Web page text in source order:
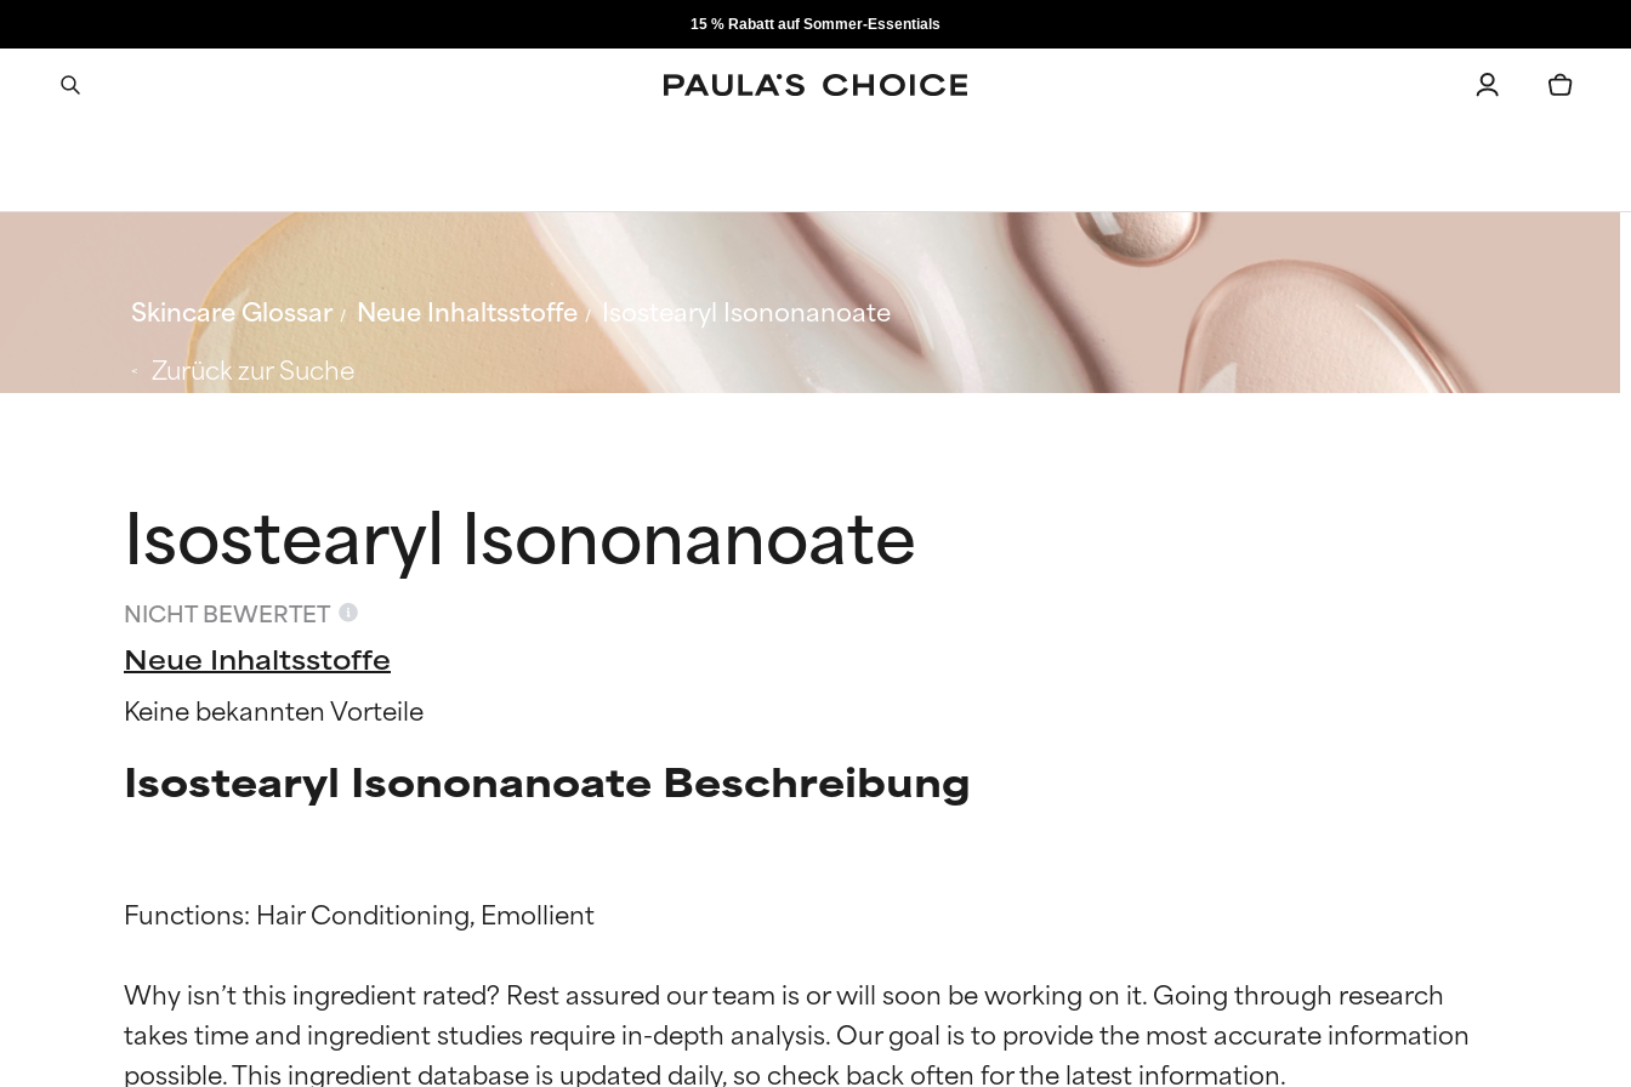
15 % Rabatt auf Sommer-Essentials
Skincare Glossar Neue Inhaltsstoffe
Isostearyl Isononanoate
Zurück zur Suche
Isostearyl Isononanoate
NICHT BEWERTET
Neue Inhaltsstoffe
Keine bekannten Vorteile
Isostearyl Isononanoate Beschreibung
Functions: Hair Conditioning, Emollient
Why isn’t this ingredient rated? Rest assured our team is or will soon be working on it. Going through research
takes time and ingredient studies require in-depth analysis. Our goal is to provide the most accurate information
Bewertung der Inhaltsstoffe
SEHR GUT
Bewertung der Inhaltsstoffe
SEHR GUT